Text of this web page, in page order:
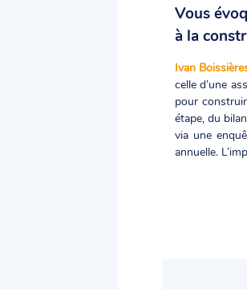
Vous
à la
Ivan
celle d’une
pour
étape, du
via une
annuelle.